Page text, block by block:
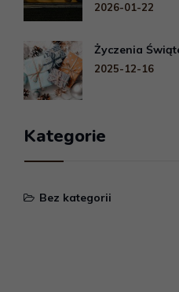
2026-01-22
Życzenia
2025-12-16
Kategorie
Bez kategorii